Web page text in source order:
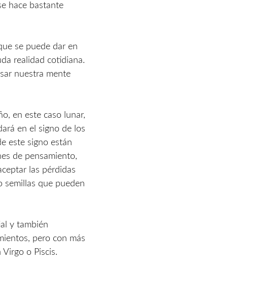
hace bastante
se puede dar en
realidad cotidiana.
nuestra mente
en este caso lunar,
en el signo de los
este signo están
de pensamiento,
las pérdidas
semillas que pueden
y también
pero con más
o Piscis.